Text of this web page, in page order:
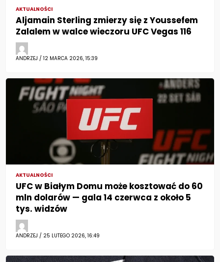
AKTUALNOŚCI
Aljamain Sterling zmierzy się z Youssefem
Zalalem w walce wieczoru UFC Vegas 116
ANDRZEJ / 12 MARCA 2026, 15:39
AKTUALNOŚCI
UFC w Białym Domu może kosztować do 60
mln dolarów — gala 14 czerwca z około 5
tys. widzów
ANDRZEJ / 25 LUTEGO 2026, 16:49